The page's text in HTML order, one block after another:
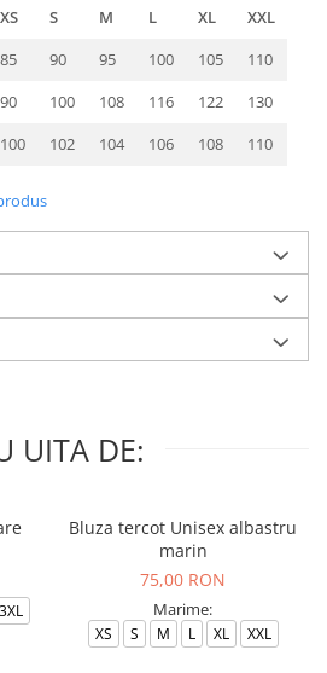
XS S M L XL
XXL
85 90 95 100 105
110
90 100 108 116 122
130
100 102 104 106 108 110
UITA DE:
3XL
Bluza tercot Unisex albastru
marin
75,00 RON
Marime:
XS S M L XL XXL